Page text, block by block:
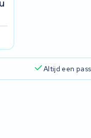
Altijd een